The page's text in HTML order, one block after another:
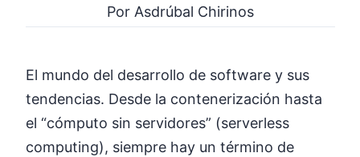
Por Asdrúbal Chirinos
El mundo del desarrollo de software y sus
tendencias. Desde la contenerización hasta
el “cómputo sin servidores” (serverless
computing), siempre hay un término de